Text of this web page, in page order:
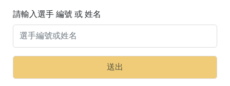
請輸入選手 編號 或 姓名